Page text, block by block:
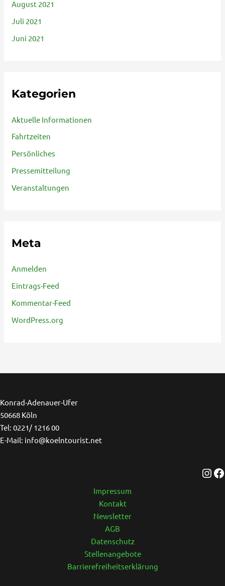
August 2021
Juli 2021
Juni 2021
Kategorien
Aktuelle Informationen
Fahrtzeiten
Persönliches
Pressemitteilung
Veranstaltungen
Meta
Anmelden
Eintrags-Feed
Kommentar-Feed
WordPress.org
Konrad-Adenauer-Ufer
50668 Köln
Tel: 0221/ 1216 00
E-Mail: info@koelntourist.net
Impressum
Kontakt
Newsletter
AGB
Datenschutz
Stellenangebote
Barrierefreiheitserklärung